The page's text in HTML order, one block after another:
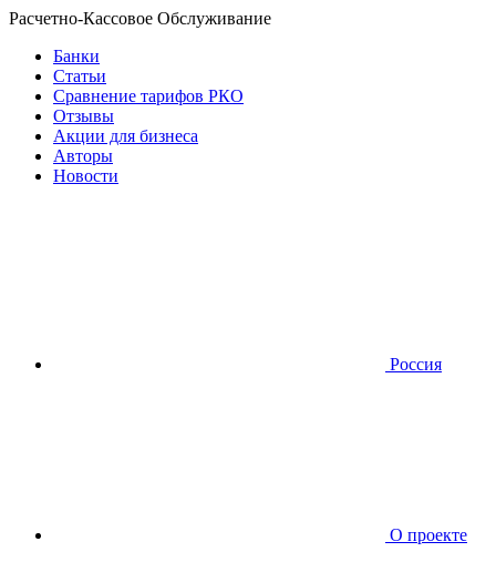
Расчетно-Кассовое Обслуживание
Банки
Статьи
Сравнение тарифов РКО
Отзывы
Акции для бизнеса
Авторы
Новости
Россия
О проекте